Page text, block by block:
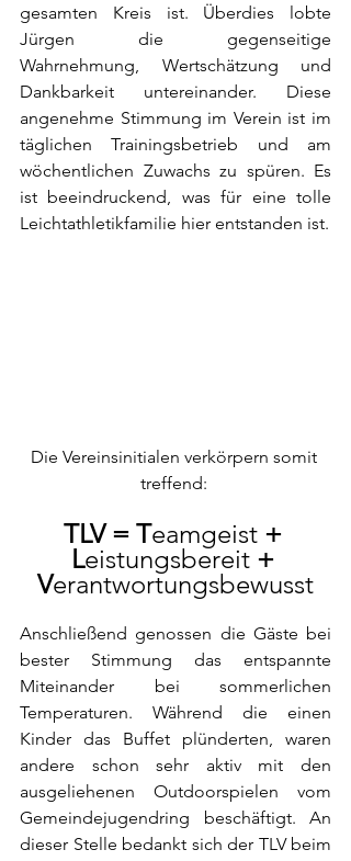
gesamten Kreis ist. Überdies lobte
Jürgen die gegenseitige
Wahrnehmung, Wertschätzung und
Dankbarkeit untereinander. Diese
angenehme Stimmung im Verein ist im
täglichen Trainingsbetrieb und am
wöchentlichen Zuwachs zu spüren. Es
ist beeindruckend, was für eine tolle
Die Vereinsinitialen verkörpern somit
treffend:
TLV = Teamgeist +
Leistungsbereit +
Verantwortungsbewusst
Anschließend genossen die Gäste bei
bester Stimmung das entspannte
Miteinander bei sommerlichen
Temperaturen. Während die einen
Kinder das Buffet plünderten, waren
andere schon sehr aktiv mit den
ausgeliehenen Outdoorspielen vom
Gemeindejugendring beschäftigt. An
dieser Stelle bedankt sich der TLV beim